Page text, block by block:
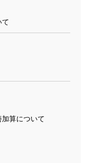
て
加算について